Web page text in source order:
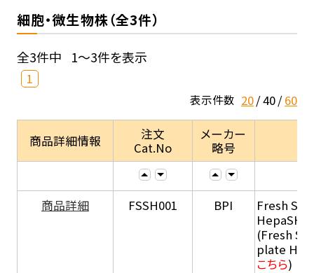
細胞・微生物株（全3件）
全3件中 1～3件を表示
1
表示件数 20 40 60
商品詳細情報
注文
Cat.No
メーカー
略号
商品詳細 FSSH001 BPI
Fresh
HepaSH®
(Fresh
plate
こちら)